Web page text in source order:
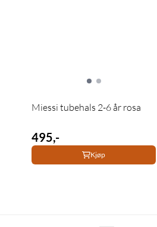
Miessi tubehals 2-6 år rosa
495,-
Kjøp